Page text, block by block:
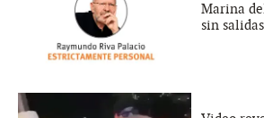
Marina
sin salidas